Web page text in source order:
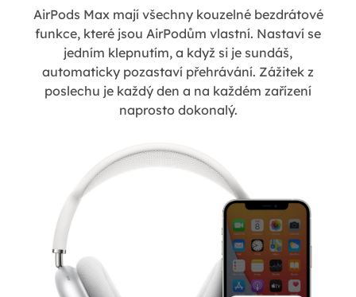
AirPods Max mají všechny kouzelné bezdrátové
funkce, které jsou AirPodům vlastní. Nastaví se
jedním klepnutím, a když si je sundáš,
automaticky pozastaví přehrávání. Zážitek z
poslechu je každý den a na každém zařízení
naprosto dokonalý.